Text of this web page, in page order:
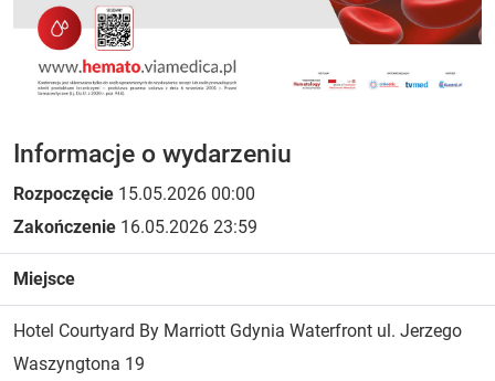
Informacje o wydarzeniu
Rozpoczęcie 15.05.2026 00:00
Zakończenie 16.05.2026 23:59
Miejsce
Hotel Courtyard By Marriott Gdynia Waterfront ul. Jerzego
Waszyngtona 19